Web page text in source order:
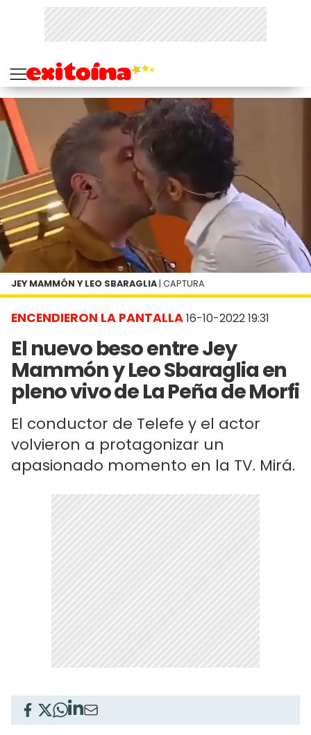
ENCENDIERON LA PANTALLA16-10-2022 19:31
El nuevo beso entre Jey
Mammón y Leo Sbaraglia en
pleno vivo de La Peña de Morfi
El conductor de Telefe y el actor
volvieron a protagonizar un
apasionado momento en la TV. Mirá.
JEY MAMMÓN Y LEO SBARAGLIA | CAPTURA